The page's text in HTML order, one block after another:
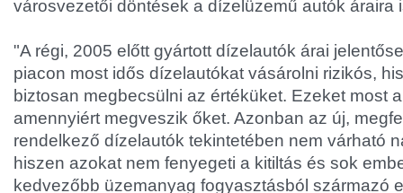
városvezetői döntések a dízelüzemű autók áraira
"A régi, 2005 előtt gyártott dízelautók árai
piacon most idős dízelautókat vásárolni rizikós,
biztosan megbecsülni az értéküket. Ezeket most
amennyiért megveszik őket. Azonban az új,
rendelkező dízelautók tekintetében nem várható
hiszen azokat nem fenyegeti a kitiltás és sok
kedvezőbb üzemanyag fogyasztásból származó